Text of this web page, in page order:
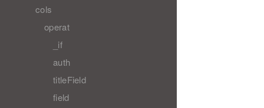
cols
operat
_if
auth
titleField
field